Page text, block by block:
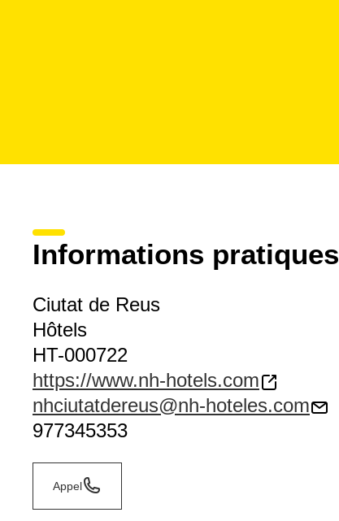
Informations pratiques
Ciutat de Reus
Hôtels
HT-000722
https://www.nh-hotels.com
nhciutatdereus@nh-hoteles.com
977345353
Appel